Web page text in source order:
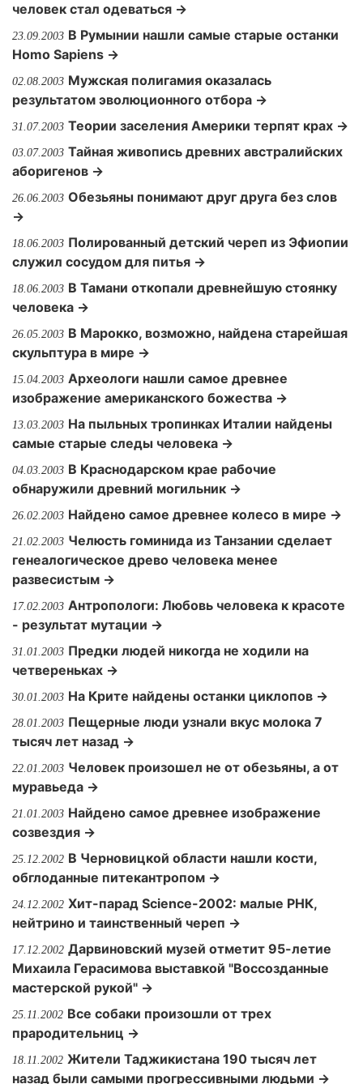
человек стал одеваться →
23.09.2003 В Румынии нашли самые старые останки
Homo Sapiens →
02.08.2003 Мужская полигамия оказалась
результатом эволюционного отбора →
31.07.2003 Теории заселения Америки терпят крах →
03.07.2003 Тайная живопись древних австралийских
аборигенов →
26.06.2003 Обезьяны понимают друг друга без слов
→
18.06.2003 Полированный детский череп из Эфиопии
служил сосудом для питья →
18.06.2003 В Тамани откопали древнейшую стоянку
человека →
26.05.2003 В Марокко, возможно, найдена старейшая
скульптура в мире →
15.04.2003 Археологи нашли самое древнее
изображение американского божества →
13.03.2003 На пыльных тропинках Италии найдены
самые старые следы человека →
04.03.2003 В Краснодарском крае рабочие
обнаружили древний могильник →
26.02.2003 Найдено самое древнее колесо в мире →
21.02.2003 Челюсть гоминида из Танзании сделает
генеалогическое древо человека менее
развесистым →
17.02.2003 Антропологи: Любовь человека к красоте
- результат мутации →
31.01.2003 Предки людей никогда не ходили на
четвереньках →
30.01.2003 На Крите найдены останки циклопов →
28.01.2003 Пещерные люди узнали вкус молока 7
тысяч лет назад →
22.01.2003 Человек произошел не от обезьяны, а от
муравьеда →
21.01.2003 Найдено самое древнее изображение
созвездия →
25.12.2002 В Черновицкой области нашли кости,
обглоданные питекантропом →
24.12.2002 Хит-парад Science-2002: малые РНК,
нейтрино и таинственный череп →
17.12.2002 Дарвиновский музей отметит 95-летие
Михаила Герасимова выставкой "Воссозданные
мастерской рукой" →
25.11.2002 Все собаки произошли от трех
прародительниц →
18.11.2002 Жители Таджикистана 190 тысяч лет
назад были самыми прогрессивными людьми →